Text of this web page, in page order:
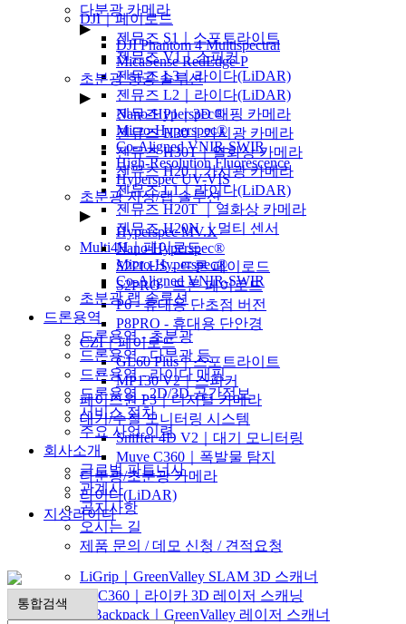
다분광 카메라
▶
DJI Phantom 4 Multispectral
MicaSense RedEdge-P
초분광 항공 솔루션
▶
Nano-Hyperspec®
Micro-Hyperspec®
Co-Aligned VNIR-SWIR
High-Resolution Fluorescence
Hyperspec UV-VIS
초분광 지상/랩 솔루션
▶
Hyperspec MV.X
Nano-Hyperspec®
Micro-Hyperspec®
Co-Aligned VNIR-SWIR
초분광 랩 솔루션
드론용역
드론용역 - 초분광
드론용역 - 다분광 등
드룐용역 - 라이다 매핑
드론용역 - 2D/3D 공간정보
서비스 절차
주요 사업 이력
회사소개
글로벌 파트너사
관계사
공지사항
오시는 길
제품 문의 / 데모 신청 / 견적요청
DJI｜페이로드
젠뮤즈 S1｜스포트라이트
젠뮤즈 V1｜스피커
젠뮤즈 L3｜라이다(LiDAR)
젠뮤즈 L2｜라이다(LiDAR)
젠뮤즈 P1｜3D 매핑 카메라
젠뮤즈 H30｜가시광 카메라
젠뮤즈 H30T｜열화상 카메라
젠뮤즈 H20｜가시광 카메라
젠뮤즈 L1｜라이다(LiDAR)
젠뮤즈 H20T ｜열화상 카메라
젠뮤즈 H20N ｜멀티 센서
Multi4H｜페이로드
S2PLUS - 드론 페이로드
S2PRO - 드론 페이로드
P6 - 휴대용 단초점 버전
P8PRO - 휴대용 단안경
CZI｜페이로드
GL60 Plus｜스포트라이트
MP130 V2｜스피커
페이즈원 P3｜디지털 카메라
대기/수질 모니터링 시스템
Sniffer 4D V2｜대기 모니터링
Muve C360｜폭발물 탐지
다분광/초분광 카메라
라이다(LiDAR)
지상라이다
▶
LiGrip｜GreenValley SLAM 3D 스캐너
RTC360｜라이카 3D 레이저 스캐닝
LiBackpack｜GreenValley 레이저 스캐너